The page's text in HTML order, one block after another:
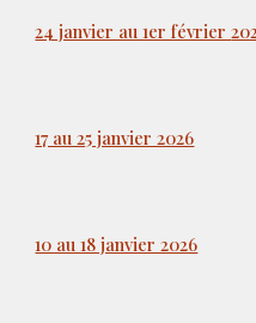
24 janvier au 1er février
17 au 25 janvier 2026
10 au 18 janvier 2026